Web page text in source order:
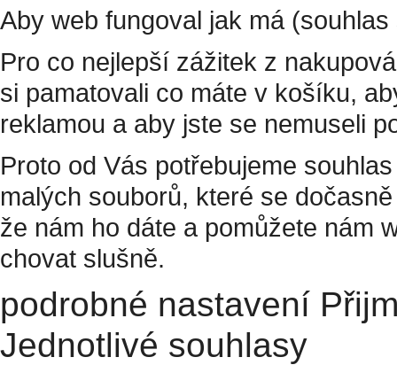
Aby web fungoval jak má
Pro co nejlepší zážitek z
si pamatovali co máte v košíku,
reklamou a aby jste se nemuseli
Proto od Vás potřebujeme
malých souborů, které se
že nám ho dáte a pomůžete nám
chovat slušně.
podrobné nastavení
Jednotlivé souhlasy